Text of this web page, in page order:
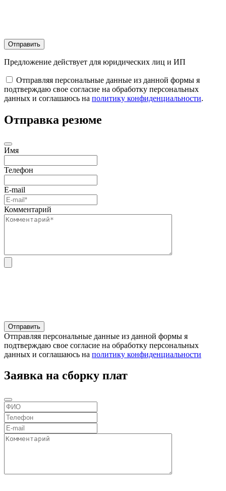
Отправить
Предложение действует для юридических лиц и ИП
Отправляя персональные данные из данной формы я
подтверждаю свое согласие на обработку персональных
данных и соглашаюсь на политику конфиденциальности.
Отправка резюме
Имя
Телефон
E-mail
Комментарий
Отправляя персональные данные из данной формы я
подтверждаю свое согласие на обработку персональных
данных и соглашаюсь на политику конфиденциальности
Заявка на сборку плат